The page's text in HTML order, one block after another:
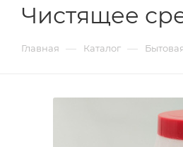
Чистящее
Главная — Каталог —